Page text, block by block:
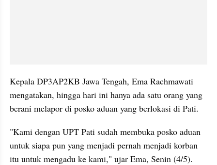
Kepala DP3AP2KB Jawa Tengah, Ema Rachmawati
mengatakan, hingga hari ini hanya ada satu orang yang
berani melapor di posko aduan yang berlokasi di Pati.
"Kami dengan UPT Pati sudah membuka posko aduan
untuk siapa pun yang menjadi pernah menjadi korban
itu untuk mengadu ke kami," ujar Ema, Senin (4/5).